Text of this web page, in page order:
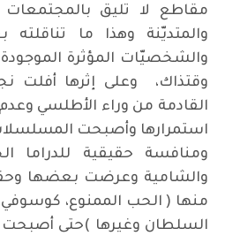
مقاطع لا تليق بالمجتمعات
والمتديّنة وهذا ما
والشخصيّات المؤثرة
وقتذاك، وعلى إثرها أفلت
القادمة من وراء الأطلسي
استمرارها وأصبحت المسلسلات
ومنافسة حقيقية للدراما
والشامية وعرضت بعضها
منها ( الحب الممنوع، كوسوفي،
السلطان وغيرها )حتى